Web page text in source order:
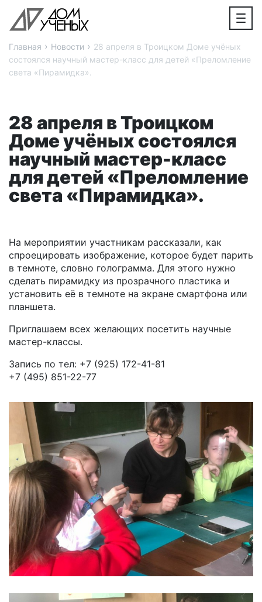
Главная › Новости › 28 апреля в Троицком Доме учёных
состоялся научный мастер-класс для детей «Преломление
света «Пирамидка».
28 апреля в Троицком
Доме учёных состоялся
научный мастер-класс
для детей «Преломление
света «Пирамидка».
На мероприятии участникам рассказали, как
спроецировать изображение, которое будет парить
в темноте, словно голограмма. Для этого нужно
сделать пирамидку из прозрачного пластика и
установить её в темноте на экране смартфона или
планшета.
Приглашаем всех желающих посетить научные
мастер-классы.
Запись по тел: +7 (925) 172-41-81
+7 (495) 851-22-77